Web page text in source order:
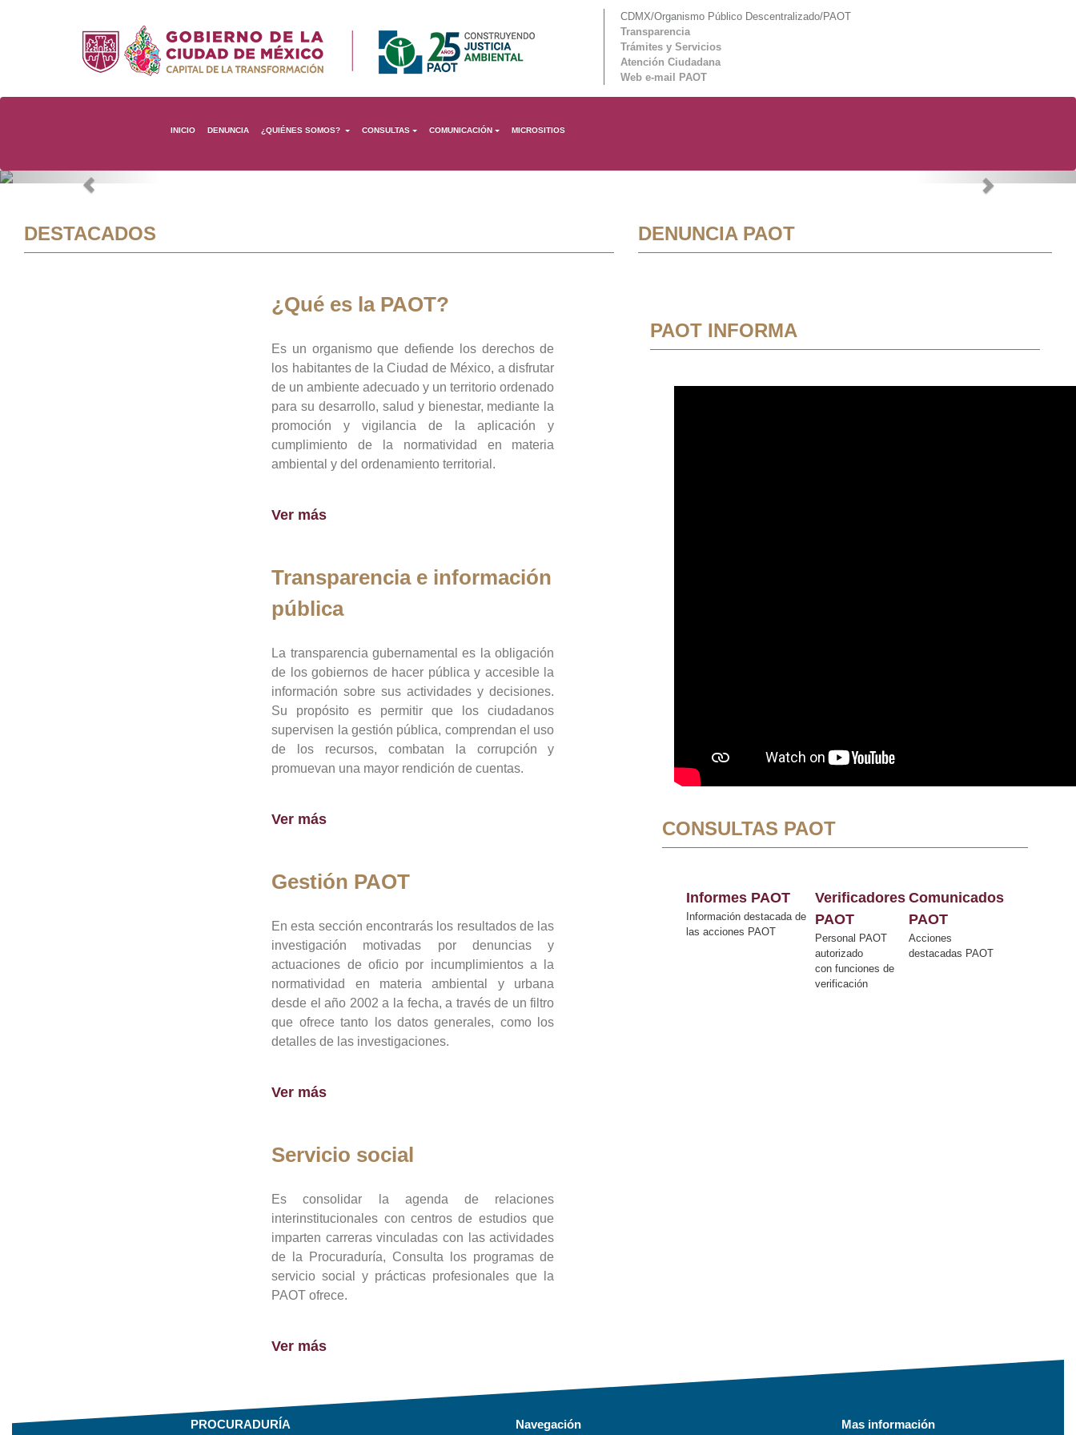
CDMX/Organismo Público Descentralizado/PAOT
Transparencia
Trámites y Servicios
Atención Ciudadana
Web e-mail PAOT
INICIO DENUNCIA ¿QUIÉNES SOMOS? CONSULTAS COMUNICACIÓN MICROSITIOS
Previous Next
DESTACADOS
¿Qué es la PAOT?
Es un organismo que defiende los derechos de
los habitantes de la Ciudad de México, a disfrutar
de un ambiente adecuado y un territorio ordenado
para su desarrollo, salud y bienestar, mediante la
promoción y vigilancia de la aplicación y
cumplimiento de la normatividad en materia
ambiental y del ordenamiento territorial.
Ver más
Transparencia e información
pública
La transparencia gubernamental es la obligación
de los gobiernos de hacer pública y accesible la
información sobre sus actividades y decisiones.
Su propósito es permitir que los ciudadanos
supervisen la gestión pública, comprendan el uso
de los recursos, combatan la corrupción y
promuevan una mayor rendición de cuentas.
Ver más
Gestión PAOT
En esta sección encontrarás los resultados de las
investigación motivadas por denuncias y
actuaciones de oficio por incumplimientos a la
normatividad en materia ambiental y urbana
desde el año 2002 a la fecha, a través de un filtro
que ofrece tanto los datos generales, como los
detalles de las investigaciones.
Ver más
Servicio social
Es consolidar la agenda de relaciones
interinstitucionales con centros de estudios que
imparten carreras vinculadas con las actividades
de la Procuraduría, Consulta los programas de
servicio social y prácticas profesionales que la
PAOT ofrece.
Ver más
DENUNCIA PAOT
PAOT INFORMA
CONSULTAS PAOT
Informes PAOT
Información destacada de
las acciones PAOT
Verificadores
PAOT
Personal PAOT
autorizado
con funciones de
verificación
Comunicados
PAOT
Acciones
destacadas PAOT
PROCURADURÍA Navegación Mas información